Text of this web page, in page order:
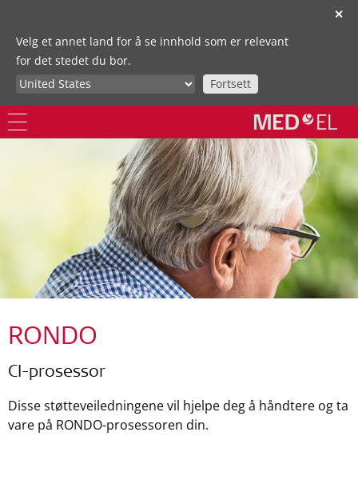
✕
Velg et annet land for å se innhold som er relevant
for det stedet du bor.
Fortsett
RONDO
CI-prosessor
Disse støtteveiledningene vil hjelpe deg å håndtere og ta
vare på RONDO-prosessoren din.